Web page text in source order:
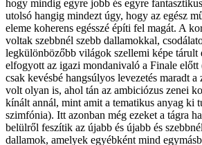
hogy mindig egyre jobb és egyre
utolsó hangig mindezt úgy, hogy az egész
eleme koherens egésszé építi fel magát. A
voltak szebbnél szebb dallamokkal,
legkülönbözőbb világok szellemi képe tárult
elfogyott az igazi mondanivaló a Finale
csak kevésbé hangsúlyos levezetés maradt
volt olyan is, ahol tán az ambiciózus zenei
kínált annál, mint amit a tematikus anyag ki
szimfónia). Itt azonban még ezeket a tágra
belülről feszítik az újabb és újabb és
dallamok, amelyek egyébként mind